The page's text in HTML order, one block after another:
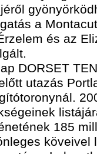
a
és az
DORSET
utazás
185
köveivel